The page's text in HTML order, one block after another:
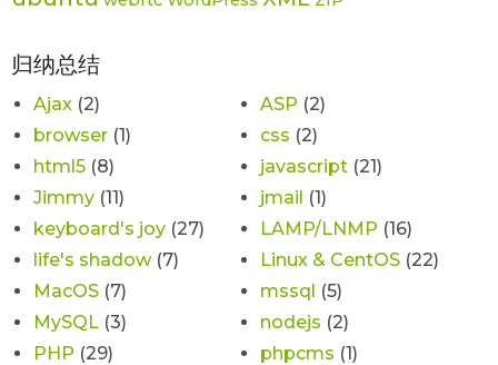
归纳总结
Ajax (2) ASP (2)
browser (1) css (2)
html5 (8) javascript (21)
Jimmy (11) jmail (1)
keyboard's joy (27) LAMP/LNMP (16)
life's shadow(7) Linux & CentOS (22)
MacOS (7) mssql (5)
MySQL (3) nodejs (2)
PHP (29) phpcms (1)